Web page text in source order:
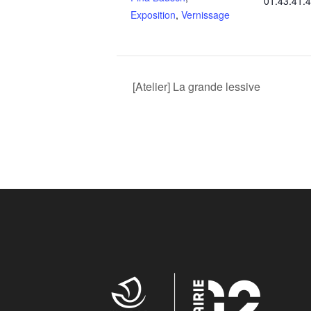
Exposition, Vernissage
[Atelier] La grande lessive